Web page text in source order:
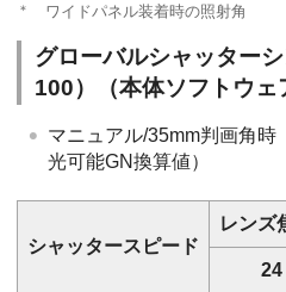
＊ ワイドパネル装着時の照射角
グローバルシャッター
100）（本体ソフトウェ
マニュアル/35mm判画角時
光可能GN換算値）
シャッタースピード
レンズ
24